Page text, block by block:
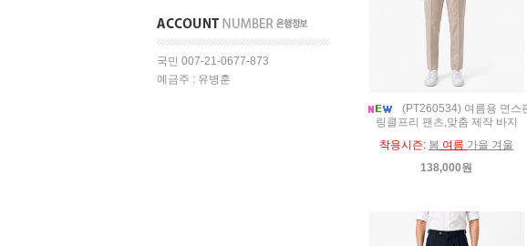
국민 007-21-0677-873
예금주 : 유병훈
(PT260534) 여름용 면스
링클프리 팬츠,맞춤 제작 바지
착용시즌: 봄 여름 가을 겨울
138,000원